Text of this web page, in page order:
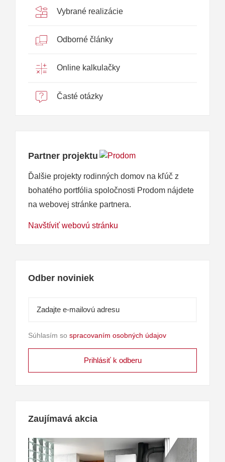
Vybrané realizácie
Odborné články
Online kalkulačky
Časté otázky
Partner projektu
Ďalšie projekty rodinných domov na kľúč z
bohatého portfólia spoločnosti Prodom nájdete
na webovej stránke partnera.
Navštíviť webovú stránku
Odber noviniek
Súhlasím so spracovaním osobných údajov
Zaujímavá akcia